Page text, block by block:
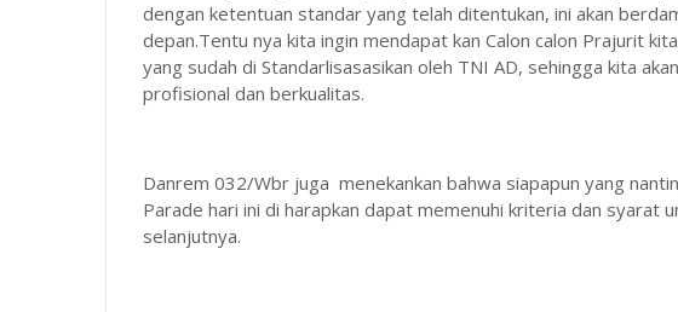
dengan ketentuan standar yang telah ditentukan, ini akan
depan.Tentu nya kita ingin mendapat kan Calon calon Prajurit
yang sudah di Standarlisasasikan oleh TNI AD, sehingga kita
profisional dan berkualitas.
Danrem 032/Wbr juga menekankan bahwa siapapun yang
Parade hari ini di harapkan dapat memenuhi kriteria dan syarat
selanjutnya.